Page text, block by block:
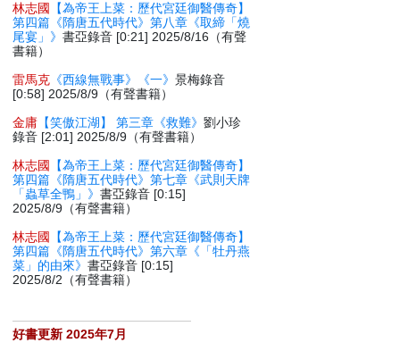
林志國
【為帝王上菜：歷代宮廷御醫傳奇】
第四篇《隋唐五代時代》第八章《取締「燒
尾宴」》書亞錄音 [0:21] 2025/8/16（有聲
書籍）
雷馬克 《西線無戰事》《一》景梅錄音
[0:58] 2025/8/9（有聲書籍）
金庸 【笑傲江湖】 第三章《救難》劉小珍
錄音 [2:01] 2025/8/9（有聲書籍）
林志國
【為帝王上菜：歷代宮廷御醫傳奇】
第四篇《隋唐五代時代》第七章《武則天牌
「蟲草全鴨」》書亞錄音 [0:15]
2025/8/9（有聲書籍）
林志國
【為帝王上菜：歷代宮廷御醫傳奇】
第四篇《隋唐五代時代》第六章《「牡丹燕
菜」的由來》書亞錄音 [0:15]
2025/8/2（有聲書籍）
好書更新 2025年7月